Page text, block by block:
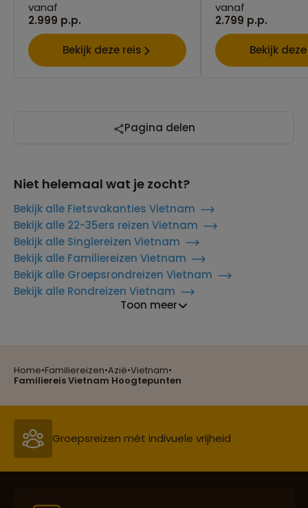
Home•Familiereizen•Azië•Vietnam•
Familiereis Vietnam Hoogtepunten
vanaf
2.999 p.p.
Bekijk deze reis
vanaf
2.799 p.p.
Bekijk
Pagina delen
Niet helemaal wat je zocht?
Bekijk alle Fietsvakanties Vietnam
Bekijk alle 22-35ers reizen Vietnam
Bekijk alle Singlereizen Vietnam
Bekijk alle Familiereizen Vietnam
Bekijk alle Groepsrondreizen Vietnam
Bekijk alle Rondreizen Vietnam
Toon meer